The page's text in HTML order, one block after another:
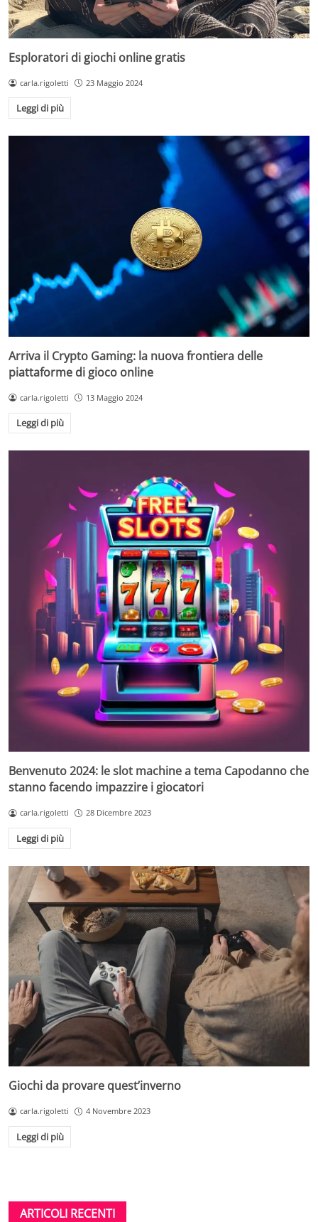
Esploratori di giochi online gratis
carla.rigoletti 23 Maggio 2024
Leggi di più
Arriva il Crypto Gaming: la nuova frontiera delle
piattaforme di gioco online
carla.rigoletti 13 Maggio 2024
Leggi di più
Benvenuto 2024: le slot machine a tema Capodanno che
stanno facendo impazzire i giocatori
carla.rigoletti 28 Dicembre 2023
Leggi di più
Giochi da provare quest’inverno
carla.rigoletti 4 Novembre 2023
Leggi di più
ARTICOLI RECENTI